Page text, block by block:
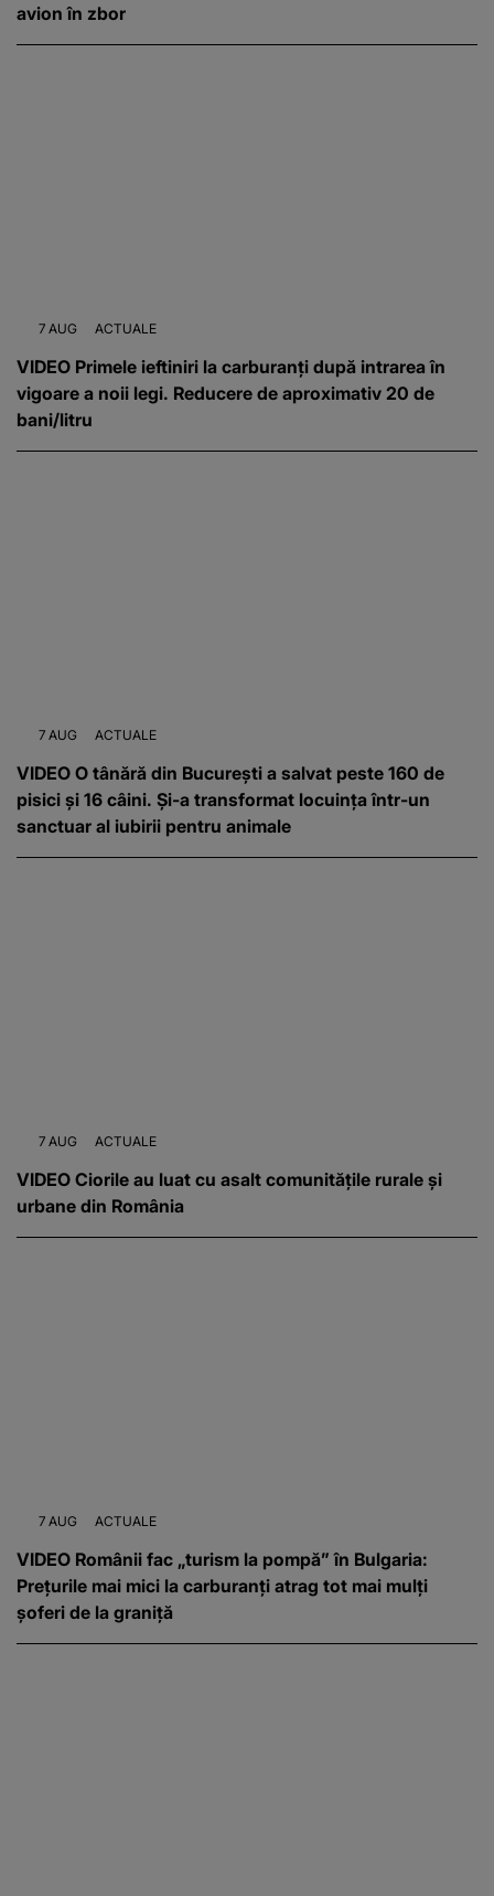
avion în zbor
7 AUG ACTUALE
VIDEO Primele ieftiniri la carburanți după intrarea în
vigoare a noii legi. Reducere de aproximativ 20 de
bani/litru
7 AUG ACTUALE
VIDEO O tânără din București a salvat peste 160 de
pisici și 16 câini. Și-a transformat locuința într-un
sanctuar al iubirii pentru animale
7 AUG ACTUALE
VIDEO Ciorile au luat cu asalt comunitățile rurale și
urbane din România
7 AUG ACTUALE
VIDEO Românii fac „turism la pompă” în Bulgaria:
Prețurile mai mici la carburanți atrag tot mai mulți
șoferi de la graniță